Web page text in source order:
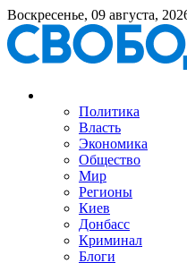
Воскресенье, 09 августа,
Политика
Власть
Экономика
Общество
Мир
Регионы
Киев
Донбасс
Криминал
Блоги